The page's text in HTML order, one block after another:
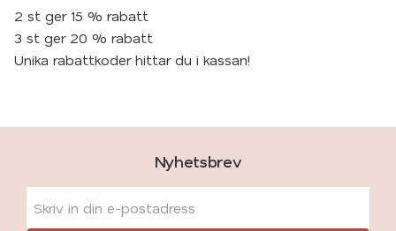
2 st ger 15 % rabatt
3 st ger 20 % rabatt
Unika rabattkoder hittar du i kassan!
Nyhetsbrev